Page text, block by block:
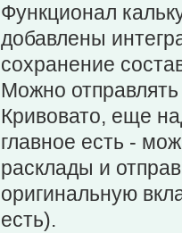
Функционал
добавлены
сохранение
Можно
Кривовато, еще
главное есть -
расклады и
оригинальную
есть).